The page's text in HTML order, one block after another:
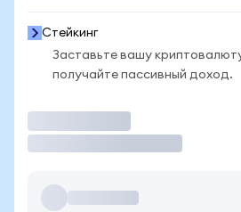
Стейкинг
Заставьте вашу
получайте пассивный доход.